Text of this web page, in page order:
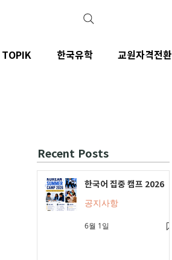
Recent Posts
한국어 집중 캠프 2026
공지사항
6월 1일
TOPIK 한국유학 교원자격전환